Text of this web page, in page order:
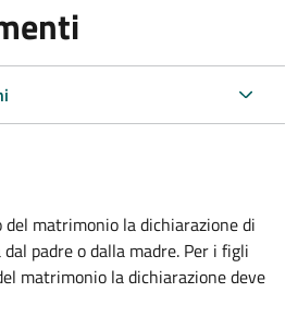
matrimonio la dichiarazione di
padre o dalla madre. Per i figli
matrimonio la dichiarazione deve